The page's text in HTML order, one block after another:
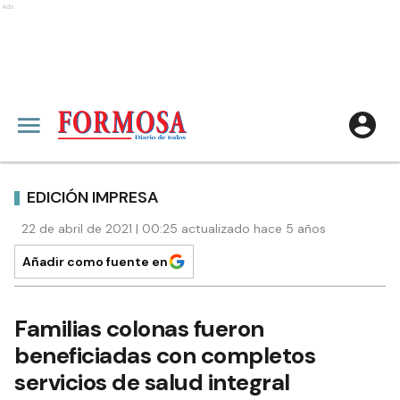
Ads
EDICIÓN IMPRESA
22 de abril de 2021 | 00:25 actualizado hace 5 años
Añadir como fuente en
Familias colonas fueron
beneficiadas con completos
servicios de salud integral